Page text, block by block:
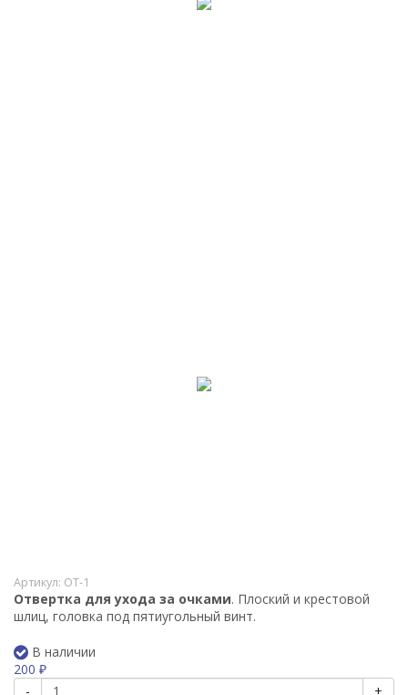
Артикул: OT-1
Отвертка для ухода за очками. Плоский и крестовой
шлиц, головка под пятиугольный винт.
В наличии
200 ₽
-
+